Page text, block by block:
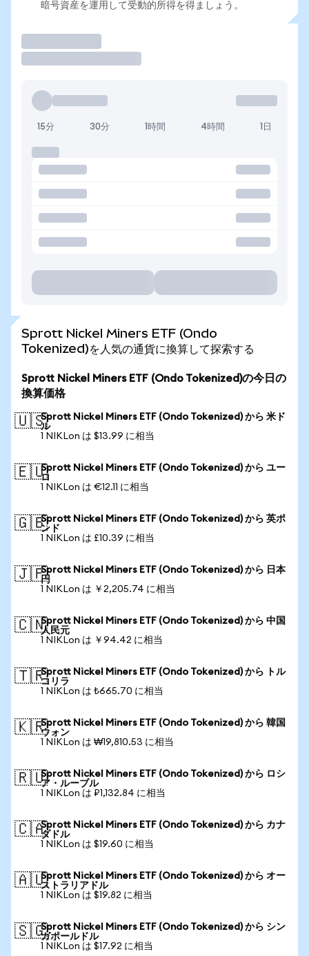
暗号資産を運用して受動的所得を得ましょう。
15分 30分 1時間 4時間 1日
Sprott Nickel Miners ETF (Ondo
Tokenized)を人気の通貨に換算して探索する
Sprott Nickel Miners ETF (Ondo Tokenized)の今日の
換算価格
🇺🇸Sprott Nickel Miners ETF (Ondo Tokenized) から 米ド
ル
1 NIKLon は $13.99 に相当
🇪🇺Sprott Nickel Miners ETF (Ondo Tokenized) から ユー
ロ
1 NIKLon は €12.11 に相当
🇬🇧Sprott Nickel Miners ETF (Ondo Tokenized) から 英ポ
ンド
1 NIKLon は £10.39 に相当
🇯🇵Sprott Nickel Miners ETF (Ondo Tokenized) から 日本
円
1 NIKLon は ￥2,205.74 に相当
🇨🇳Sprott Nickel Miners ETF (Ondo Tokenized) から 中国
人民元
1 NIKLon は ￥94.42 に相当
🇹🇷Sprott Nickel Miners ETF (Ondo Tokenized) から トル
コリラ
1 NIKLon は ₺665.70 に相当
🇰🇷Sprott Nickel Miners ETF (Ondo Tokenized) から 韓国
ウォン
1 NIKLon は ₩19,810.53 に相当
🇷🇺Sprott Nickel Miners ETF (Ondo Tokenized) から ロシ
ア・ルーブル
1 NIKLon は ₽1,132.84 に相当
🇨🇦Sprott Nickel Miners ETF (Ondo Tokenized) から カナ
ダドル
1 NIKLon は $19.60 に相当
🇦🇺Sprott Nickel Miners ETF (Ondo Tokenized) から オー
ストラリアドル
1 NIKLon は $19.82 に相当
🇸🇬Sprott Nickel Miners ETF (Ondo Tokenized) から シン
ガポールドル
1 NIKLon は $17.92 に相当